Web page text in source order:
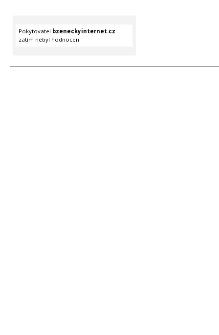
Pokytovatel bzeneckyinternet.cz
zatím nebyl hodnocen.